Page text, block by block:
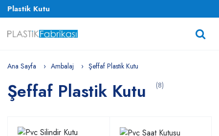
Plastik Kutu
Ana Sayfa Ambalaj Şeffaf Plastik Kutu
Şeffaf Plastik Kutu (8)